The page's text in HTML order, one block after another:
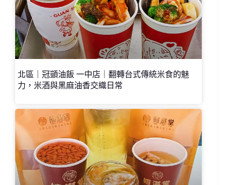
北區｜冠顗油飯 一中店｜翻轉台式傳統米食的魅
力，米酒與黑麻油香交織日常